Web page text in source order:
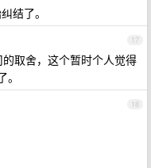
结了。
17
取舍，这个暂时个人觉得
18